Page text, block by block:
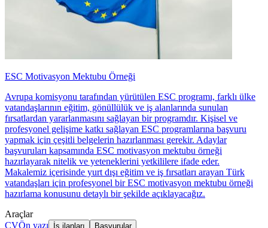
ESC Motivasyon Mektubu Örneği
Avrupa komisyonu tarafından yürütülen ESC programı, farklı ülke
vatandaşlarının eğitim, gönüllülük ve iş alanlarında sunulan
fırsatlardan yararlanmasını sağlayan bir programdır. Kişisel ve
profesyonel gelişime katkı sağlayan ESC programlarına başvuru
yapmak için çeşitli belgelerin hazırlanması gerekir. Adaylar
başvuruları kapsamında ESC motivasyon mektubu örneği
hazırlayarak nitelik ve yeteneklerini yetkililere ifade eder.
Makalemiz içerisinde yurt dışı eğitim ve iş fırsatları arayan Türk
vatandaşları için profesyonel bir ESC motivasyon mektubu örneği
hazırlama konusunu detaylı bir şekilde açıklayacağız.
Araçlar
CVÖn yazı İş ilanları Başvurular